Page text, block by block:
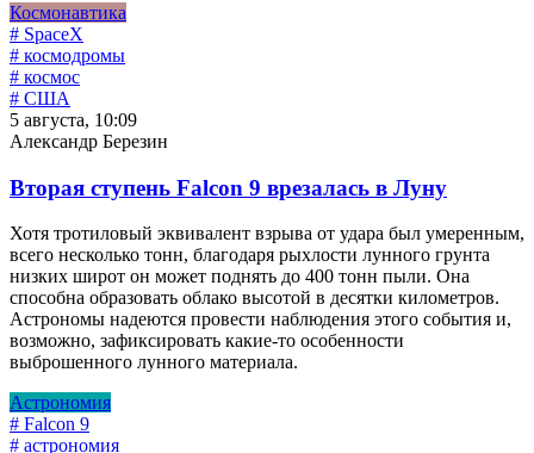
Космонавтика
# SpaceX
# космодромы
# космос
# США
5 августа, 10:09
Александр Березин
Вторая ступень Falcon 9 врезалась в Луну
Хотя тротиловый эквивалент взрыва от удара был умеренным,
всего несколько тонн, благодаря рыхлости лунного грунта
низких широт он может поднять до 400 тонн пыли. Она
способна образовать облако высотой в десятки километров.
Астрономы надеются провести наблюдения этого события и,
возможно, зафиксировать какие-то особенности
выброшенного лунного материала.
Астрономия
# Falcon 9
# астрономия